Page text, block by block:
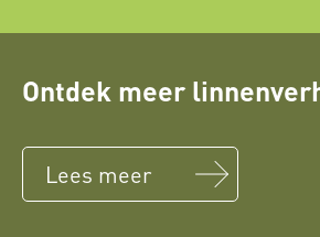
Ontdek meer
Lees meer